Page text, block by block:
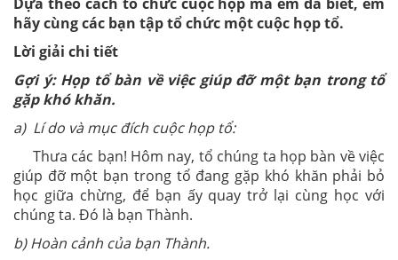
hãy cùng các bạn tập tổ chức một cuộc họp tổ.
Lời giải chi tiết
Gợi ý: Họp tổ bàn về việc giúp đỡ một bạn trong tổ
gặp khó khăn.
a) Lí do và mục đích cuộc họp tổ:
Thưa các bạn! Hôm nay, tổ chúng ta họp bàn về việc
giúp đỡ một bạn trong tổ đang gặp khó khăn phải bỏ
học giữa chừng, để bạn ấy quay trở lại cùng học với
chúng ta. Đó là bạn Thành.
b) Hoàn cảnh của bạn Thành.